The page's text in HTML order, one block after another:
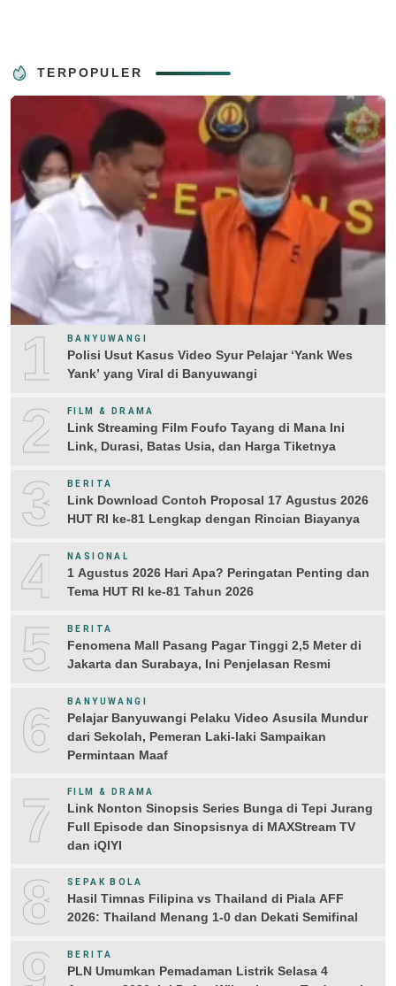
TERPOPULER
1 BANYUWANGI
Polisi Usut Kasus Video Syur Pelajar ‘Yank Wes
Yank’ yang Viral di Banyuwangi
2 FILM & DRAMA
Link Streaming Film Foufo Tayang di Mana Ini
Link, Durasi, Batas Usia, dan Harga Tiketnya
3 BERITA
Link Download Contoh Proposal 17 Agustus 2026
HUT RI ke-81 Lengkap dengan Rincian Biayanya
4 NASIONAL
1 Agustus 2026 Hari Apa? Peringatan Penting dan
Tema HUT RI ke-81 Tahun 2026
5 BERITA
Fenomena Mall Pasang Pagar Tinggi 2,5 Meter di
Jakarta dan Surabaya, Ini Penjelasan Resmi
6 BANYUWANGI
Pelajar Banyuwangi Pelaku Video Asusila Mundur
dari Sekolah, Pemeran Laki-laki Sampaikan
Permintaan Maaf
7 FILM & DRAMA
Link Nonton Sinopsis Series Bunga di Tepi Jurang
Full Episode dan Sinopsisnya di MAXStream TV
dan iQIYI
8 SEPAK BOLA
Hasil Timnas Filipina vs Thailand di Piala AFF
2026: Thailand Menang 1-0 dan Dekati Semifinal
BERITA
PLN Umumkan Pemadaman Listrik Selasa 4